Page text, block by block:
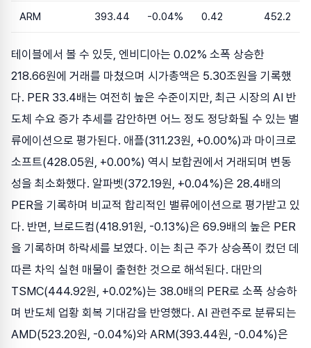
ARM 393.44 -0.04% 0.42 452.2
테이블에서 볼 수 있듯, 엔비디아는 0.02% 소폭 상승한
218.66원에 거래를 마쳤으며 시가총액은 5.30조원을 기록했
다. PER 33.4배는 여전히 높은 수준이지만, 최근 시장의 AI 반
도체 수요 증가 추세를 감안하면 어느 정도 정당화될 수 있는 밸
류에이션으로 평가된다. 애플(311.23원, +0.00%)과 마이크로
소프트(428.05원, +0.00%) 역시 보합권에서 거래되며 변동
성을 최소화했다. 알파벳(372.19원, +0.04%)은 28.4배의
PER을 기록하며 비교적 합리적인 밸류에이션으로 평가받고 있
다. 반면, 브로드컴(418.91원, -0.13%)은 69.9배의 높은 PER
을 기록하며 하락세를 보였다. 이는 최근 주가 상승폭이 컸던 데
따른 차익 실현 매물이 출현한 것으로 해석된다. 대만의
TSMC(444.92원, +0.02%)는 38.0배의 PER로 소폭 상승하
며 반도체 업황 회복 기대감을 반영했다. AI 관련주로 분류되는
AMD(523.20원, -0.04%)와 ARM(393.44원, -0.04%)은